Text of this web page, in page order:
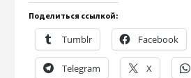
Поделиться ссылкой:
Tumblr Facebook
Telegram X